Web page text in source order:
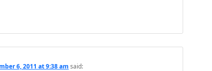
6, 2011 at 9:38 am said: